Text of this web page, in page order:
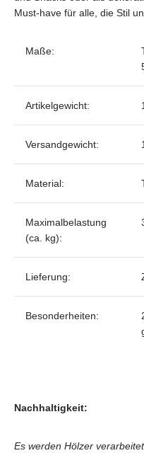
Must-have für alle, die Stil
Maße:
Artikelgewicht:
Versandgewicht:
Material:
Maximalbelastung
(ca. kg):
Lieferung:
Besonderheiten:
Nachhaltigkeit:
Es werden Hölzer